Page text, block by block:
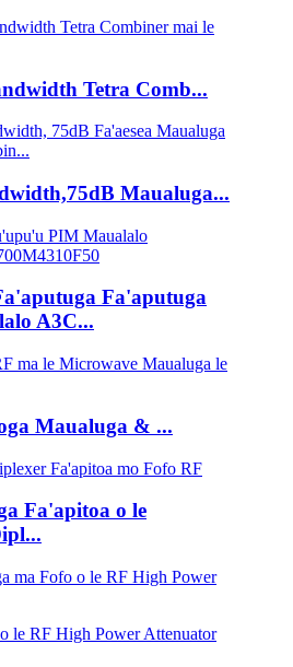
Tetra Comb...
Maualuga...
Fa'aputuga
A3C...
Maualuga & ...
Fa'apitoa o le